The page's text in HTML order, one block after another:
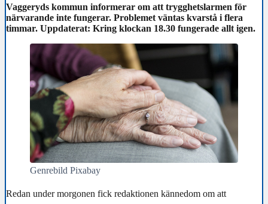
Vaggeryds kommun informerar om att trygghetslarmen för
närvarande inte fungerar. Problemet väntas kvarstå i flera
timmar. Uppdaterat: Kring klockan 18.30 fungerade allt igen.
Genrebild Pixabay
Redan under morgonen fick redaktionen kännedom om att